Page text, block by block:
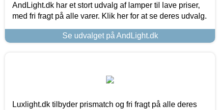
AndLight.dk har et stort udvalg af lamper til lave priser,
med fri fragt på alle varer. Klik her for at se deres udvalg.
Se udvalget på AndLight.dk
Luxlight.dk tilbyder prismatch og fri fragt på alle deres